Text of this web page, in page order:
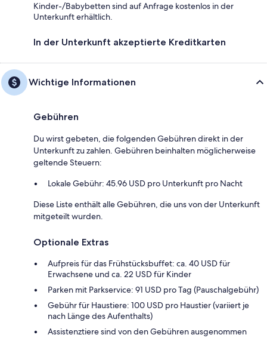
Kinder-/Babybetten sind auf Anfrage kostenlos in der
Unterkunft erhältlich.
In der Unterkunft akzeptierte Kreditkarten
Wichtige Informationen
Gebühren
Du wirst gebeten, die folgenden Gebühren direkt in der
Unterkunft zu zahlen. Gebühren beinhalten möglicherweise
geltende Steuern:
Lokale Gebühr: 45.96 USD pro Unterkunft pro Nacht
Diese Liste enthält alle Gebühren, die uns von der Unterkunft
mitgeteilt wurden.
Optionale Extras
Aufpreis für das Frühstücksbuffet: ca. 40 USD für
Erwachsene und ca. 22 USD für Kinder
Parken mit Parkservice: 91 USD pro Tag (Pauschalgebühr)
Gebühr für Haustiere: 100 USD pro Haustier (variiert je
nach Länge des Aufenthalts)
Assistenztiere sind von den Gebühren ausgenommen